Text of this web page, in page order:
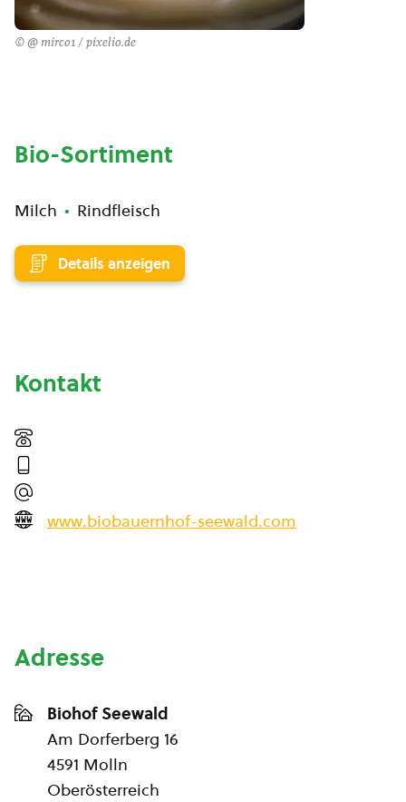
© @ mirco1 / pixelio.de
Bio-Sortiment
Milch Rindfleisch
Details anzeigen
Kontakt
www.biobauernhof-seewald.com
Adresse
Biohof Seewald
Am Dorferberg 16
4591 Molln
Oberösterreich